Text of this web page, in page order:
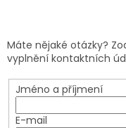
Máte nějaké otázky?
vyplnění kontaktních
Jméno a příjmení
E-mail